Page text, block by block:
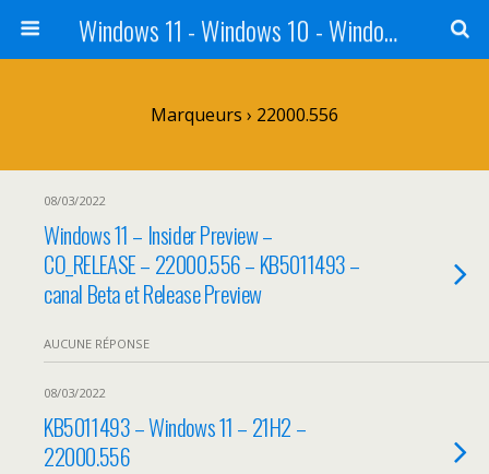
Windows 11 - Windows 10 - Windows 8 - Windows 7 - VISTA
Marqueurs › 22000.556
08/03/2022
Windows 11 – Insider Preview –
CO_RELEASE – 22000.556 – KB5011493 –
canal Beta et Release Preview
AUCUNE RÉPONSE
08/03/2022
KB5011493 – Windows 11 – 21H2 –
22000.556